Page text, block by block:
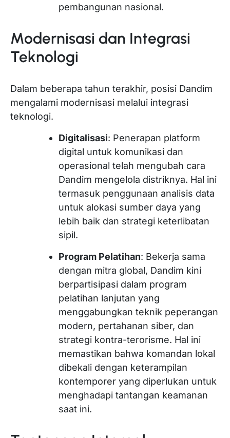
pembangunan nasional.
Modernisasi dan Integrasi
Teknologi
Dalam beberapa tahun terakhir, posisi Dandim
mengalami modernisasi melalui integrasi
teknologi.
Digitalisasi: Penerapan platform
digital untuk komunikasi dan
operasional telah mengubah cara
Dandim mengelola distriknya. Hal ini
termasuk penggunaan analisis data
untuk alokasi sumber daya yang
lebih baik dan strategi keterlibatan
sipil.
Program Pelatihan: Bekerja sama
dengan mitra global, Dandim kini
berpartisipasi dalam program
pelatihan lanjutan yang
menggabungkan teknik peperangan
modern, pertahanan siber, dan
strategi kontra-terorisme. Hal ini
memastikan bahwa komandan lokal
dibekali dengan keterampilan
kontemporer yang diperlukan untuk
menghadapi tantangan keamanan
saat ini.